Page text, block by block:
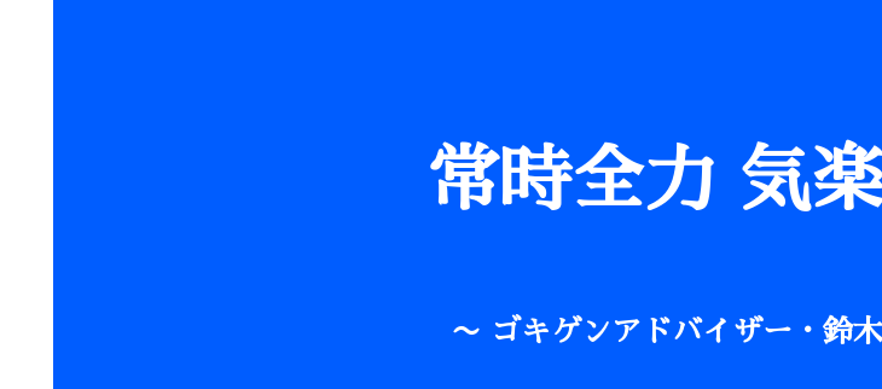
常時全力 気
〜 ゴキゲンアドバイザー・鈴